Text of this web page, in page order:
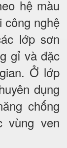
hệ màu
công nghệ
lớp sơn
gỉ và đặc
Ở lớp
dụng
chống
vùng ven